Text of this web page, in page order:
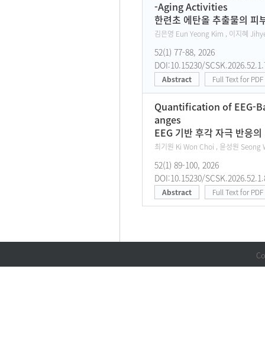
-Aging Activities
한련초 에탄올 추출물의 피
김은영 Eun Yeong Kim , 이지혜
52(1) 77-88, 2026
DOI:10.15230/
Abstract Full Text for PDF
Quantification of EEG-
anges
EEG 기반 후각 자극 반응
최기원 Ki Won Choi , 윤성원
52(1) 89-100, 2026
DOI:10.15230/
Abstract Full Text for PDF